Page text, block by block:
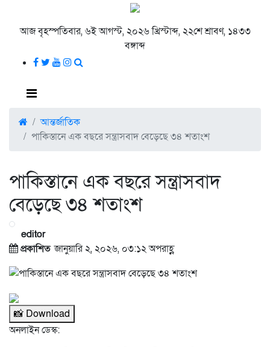
আজ বৃহস্পতিবার, ৬ই আগস্ট, ২০২৬ খ্রিস্টাব্দ, ২২শে শ্রাবণ, ১৪৩৩
বঙ্গাব্দ
আন্তর্জাতিক
পাকিস্তানে এক বছরে সন্ত্রাসবাদ বেড়েছে ৩৪ শতাংশ
পাকিস্তানে এক বছরে সন্ত্রাসবাদ
বেড়েছে ৩৪ শতাংশ
editor
প্রকাশিতজানুয়ারি ২, ২০২৬, ০৩:১২ অপরাহ্ণ
📸 Download
অনলাইন ডেস্ক: